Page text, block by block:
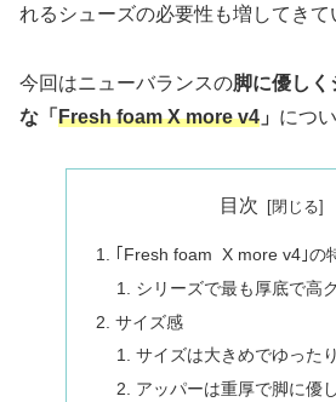
れるシューズの必要性も増してきて
今回はニューバランスの脚に優しく
な「 Fresh foam X more v4 」 につ
目次
｢Fresh foam X more v4｣の
シリーズで最も厚底で高
サイズ感
サイズは大きめでゆったり
アッパーは重厚で脚に優